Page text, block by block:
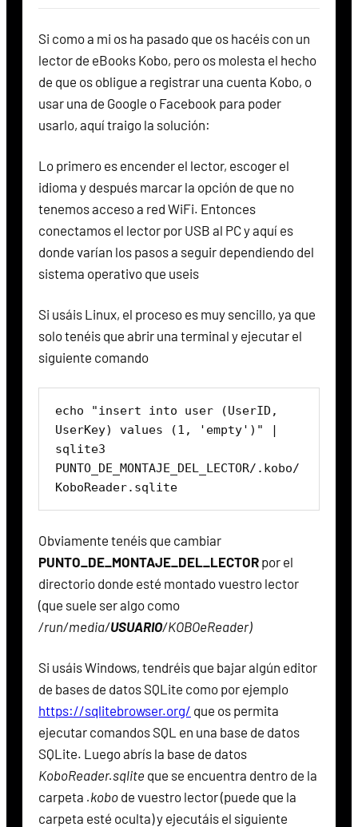
Si como a mi os ha pasado que os hacéis con un
lector de eBooks Kobo, pero os molesta el hecho
de que os obligue a registrar una cuenta Kobo, o
usar una de Google o Facebook para poder
usarlo, aquí traigo la solución:
Lo primero es encender el lector, escoger el
idioma y después marcar la opción de que no
tenemos acceso a red WiFi. Entonces
conectamos el lector por USB al PC y aquí es
donde varían los pasos a seguir dependiendo del
sistema operativo que useis
Si usáis Linux, el proceso es muy sencillo, ya que
solo tenéis que abrir una terminal y ejecutar el
siguiente comando
echo "insert into user (UserID,
UserKey) values (1, 'empty')" |
sqlite3
PUNTO_DE_MONTAJE_DEL_LECTOR/.kobo/
KoboReader.sqlite
Obviamente tenéis que cambiar
PUNTO_DE_MONTAJE_DEL_LECTOR por el
directorio donde esté montado vuestro lector
(que suele ser algo como
/run/media/USUARIO/KOBOeReader)
Si usáis Windows, tendréis que bajar algún editor
de bases de datos SQLite como por ejemplo
https://sqlitebrowser.org/ que os permita
ejecutar comandos SQL en una base de datos
SQLite. Luego abrís la base de datos
KoboReader.sqlite que se encuentra dentro de la
carpeta .kobo de vuestro lector (puede que la
carpeta esté oculta) y ejecutáis el siguiente